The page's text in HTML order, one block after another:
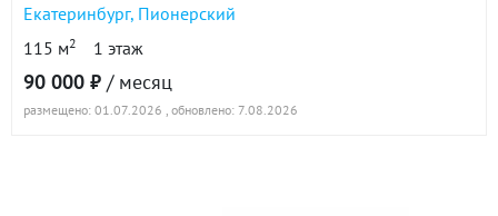
Екатеринбург, Пионерский
115 м2 1 этаж
90 000 ₽ / месяц
размещено: 01.07.2026 , обновлено: 7.08.2026